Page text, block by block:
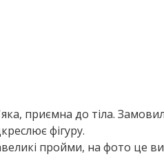
приємна до тіла.
фігуру.
пройми, на фото це